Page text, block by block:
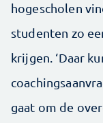
hogescholen
studenten zo
krijgen. ‘Daar
gaat om de